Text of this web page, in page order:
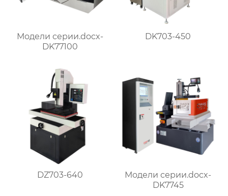
Модели серии.docx-
DK77100
DK703-450
DZ703-640
Модели серии.docx-
DK7745